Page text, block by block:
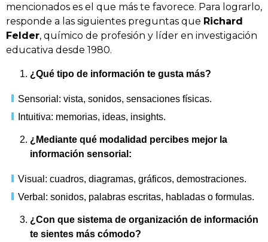
mencionados es el que más te favorece. Para lograrlo,
responde a las siguientes preguntas que Richard
Felder, químico de profesión y líder en investigación
educativa desde 1980.
¿Qué tipo de información te gusta más?
Sensorial: vista, sonidos, sensaciones físicas.
Intuitiva: memorias, ideas, insights.
¿Mediante qué modalidad percibes mejor la
información sensorial:
Visual: cuadros, diagramas, gráficos, demostraciones.
Verbal: sonidos, palabras escritas, habladas o formulas.
¿Con que sistema de organización de información
te sientes más cómodo?